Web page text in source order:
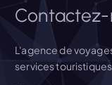
Contactez-
L'agence de
services